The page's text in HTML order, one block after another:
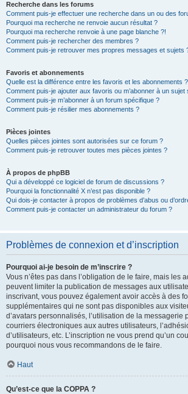
Recherche dans les forums
Comment puis-je effectuer une recherche dans un ou des
Pourquoi ma recherche ne renvoie aucun résultat ?
Pourquoi ma recherche renvoie à une page blanche ?!
Comment puis-je rechercher des membres ?
Comment puis-je retrouver mes propres messages et sujets
Favoris et abonnements
Quelle est la différence entre les favoris et les abonnements ?
Comment puis-je ajouter aux favoris ou m’abonner à un sujet
Comment puis-je m’abonner à un forum spécifique ?
Comment puis-je résilier mes abonnements ?
Pièces jointes
Quelles pièces jointes sont autorisées sur ce forum ?
Comment puis-je retrouver toutes mes pièces jointes ?
À propos de phpBB
Qui a développé ce logiciel de forum de discussions ?
Pourquoi la fonctionnalité X n’est pas disponible ?
Qui dois-je contacter à propos de problèmes d’abus ou
Comment puis-je contacter un administrateur du forum ?
Problèmes de connexion et d’inscription
Pourquoi ai-je besoin de m’inscrire ?
Vous n’êtes pas dans l’obligation de le faire, mais les
peuvent limiter la publication de messages aux
inscrivant, vous pouvez également avoir accès à des
supplémentaires qui ne sont pas disponibles aux
d’avatars personnalisés, l’utilisation de la messagerie
courriers électroniques aux autres utilisateurs,
d’utilisateurs, etc. L’inscription ne vous prend qu’un
pourquoi nous vous recommandons de le faire.
Haut
Qu’est-ce que la COPPA ?